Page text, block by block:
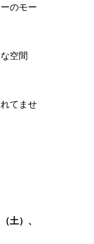
のモー
空間
てませ
土）、